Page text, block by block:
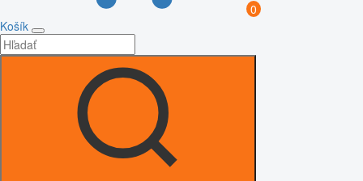
0
Košík